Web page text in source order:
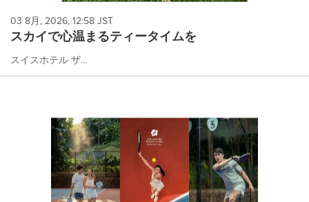
03 8月, 2026, 12:58 JST
スカイで心温まるティータイムを
スイスホテル ザ...